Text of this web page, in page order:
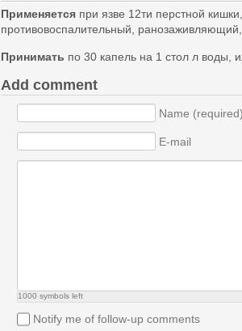
Применяется при язве 12ти перстной
противовоспалительный,
Принимать по 30 капель на 1 стол л воды,
Add comment
Name (required)
E-mail
1000 symbols left
Notify me of follow-up comments